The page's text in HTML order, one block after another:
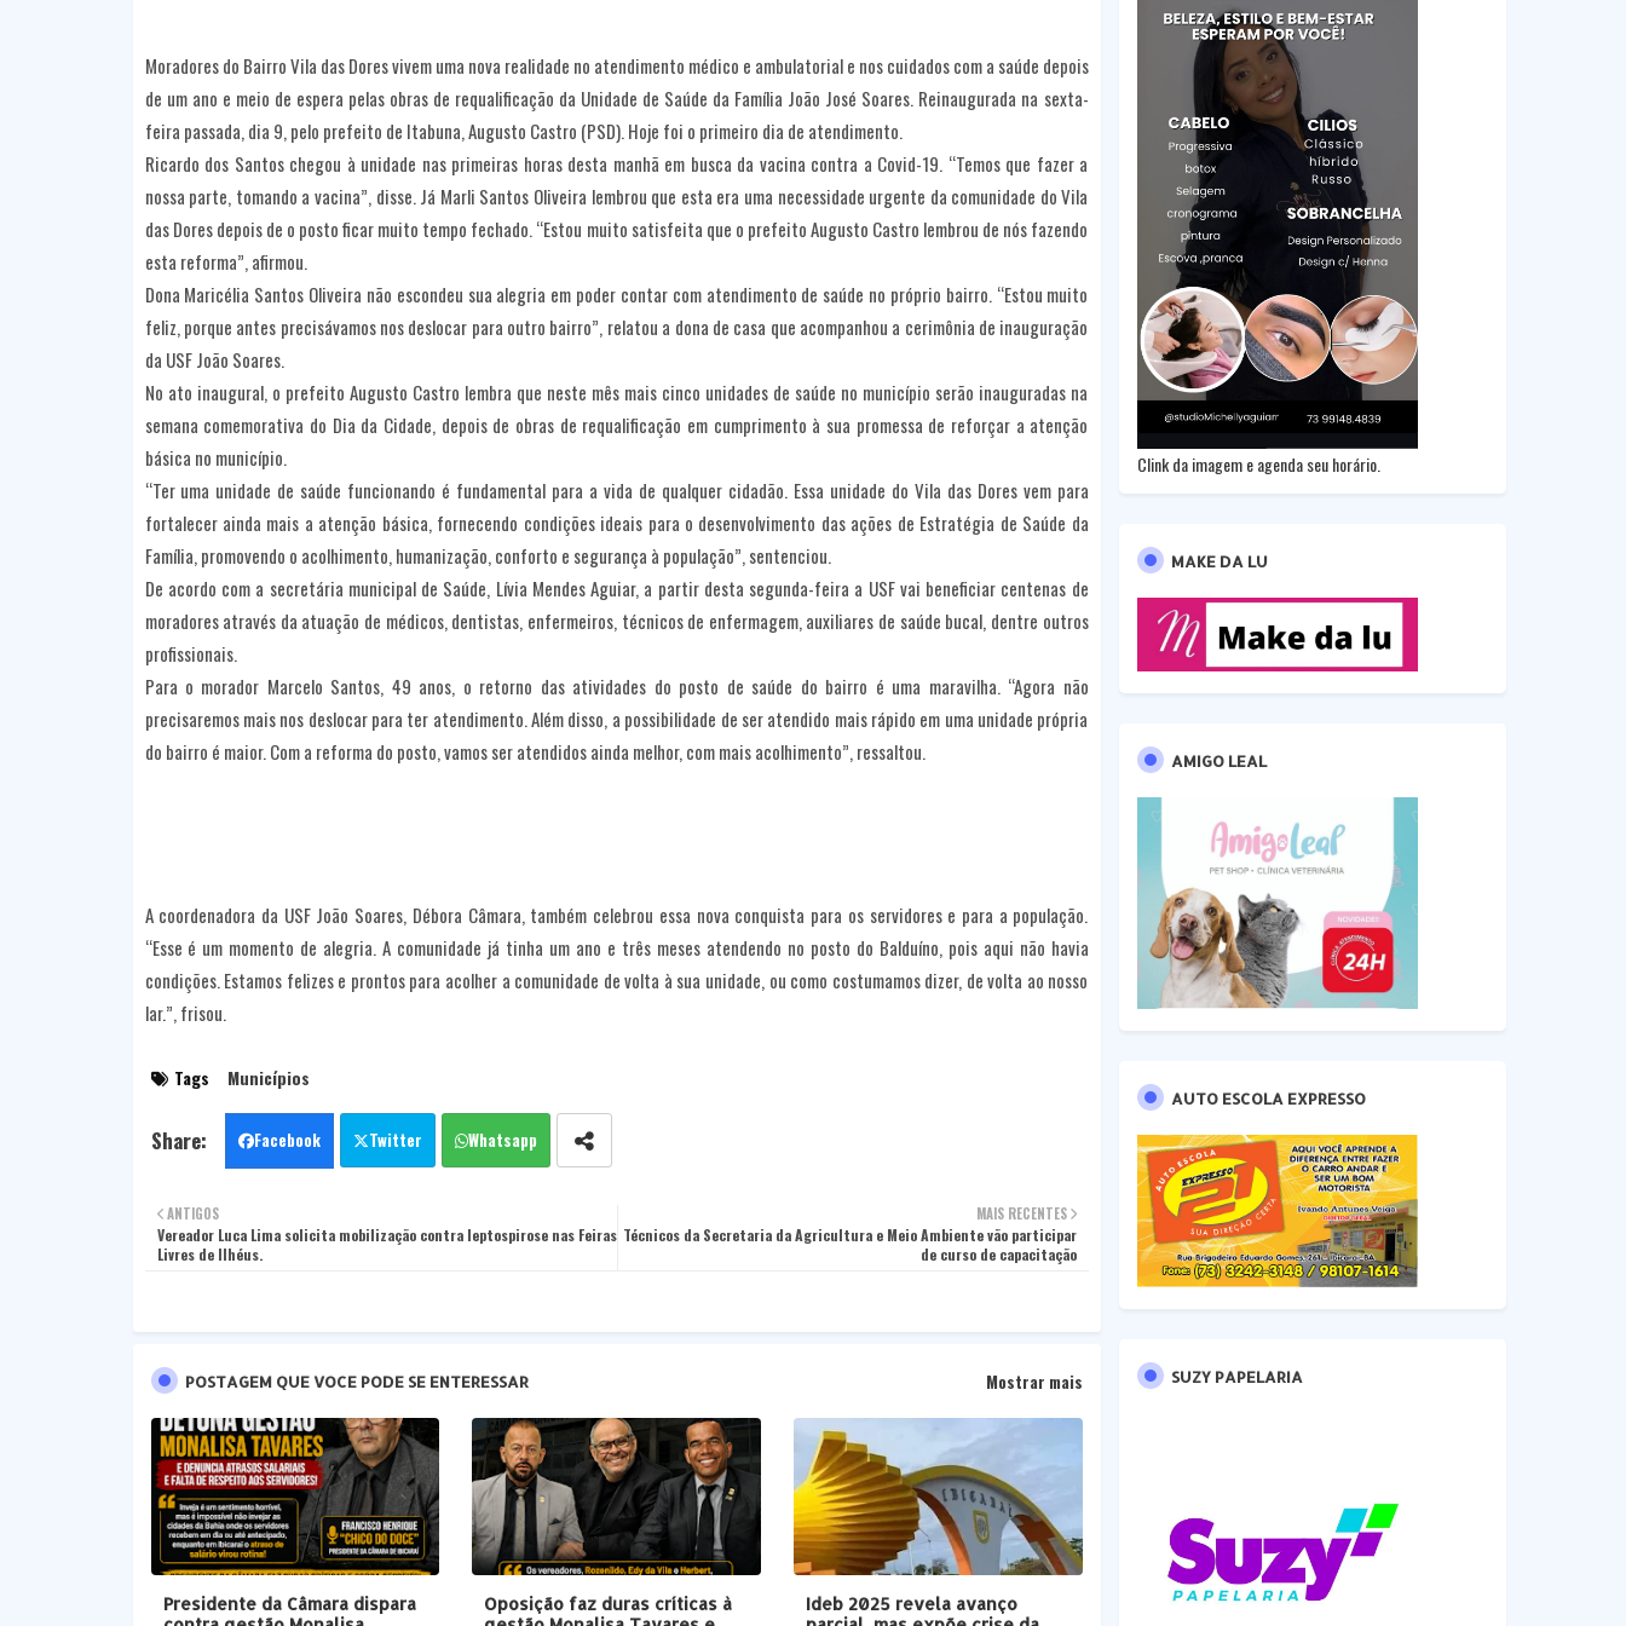
Moradores do Bairro Vila das Dores vivem uma nova realidade no atendimento médico e ambulatorial e nos cuidados com a saúde depois
de um ano e meio de espera pelas obras de requalificação da Unidade de Saúde da Família João José Soares. Reinaugurada na sexta-
feira passada, dia 9, pelo prefeito de Itabuna, Augusto Castro (PSD). Hoje foi o primeiro dia de atendimento.
Ricardo dos Santos chegou à unidade nas primeiras horas desta manhã em busca da vacina contra a Covid-19. “Temos que fazer a
nossa parte, tomando a vacina”, disse. Já Marli Santos Oliveira lembrou que esta era uma necessidade urgente da comunidade do Vila
das Dores depois de o posto ficar muito tempo fechado. “Estou muito satisfeita que o prefeito Augusto Castro lembrou de nós fazendo
esta reforma”, afirmou.
Dona Maricélia Santos Oliveira não escondeu sua alegria em poder contar com atendimento de saúde no próprio bairro. “Estou muito
feliz, porque antes precisávamos nos deslocar para outro bairro”, relatou a dona de casa que acompanhou a cerimônia de inauguração
da USF João Soares.
No ato inaugural, o prefeito Augusto Castro lembra que neste mês mais cinco unidades de saúde no município serão inauguradas na
semana comemorativa do Dia da Cidade, depois de obras de requalificação em cumprimento à sua promessa de reforçar a atenção
básica no município.
“Ter uma unidade de saúde funcionando é fundamental para a vida de qualquer cidadão. Essa unidade do Vila das Dores vem para
fortalecer ainda mais a atenção básica, fornecendo condições ideais para o desenvolvimento das ações de Estratégia de Saúde da
Família, promovendo o acolhimento, humanização, conforto e segurança à população”, sentenciou.
De acordo com a secretária municipal de Saúde, Lívia Mendes Aguiar, a partir desta segunda-feira a USF vai beneficiar centenas de
moradores através da atuação de médicos, dentistas, enfermeiros, técnicos de enfermagem, auxiliares de saúde bucal, dentre outros
profissionais.
Para o morador Marcelo Santos, 49 anos, o retorno das atividades do posto de saúde do bairro é uma maravilha. “Agora não
precisaremos mais nos deslocar para ter atendimento. Além disso, a possibilidade de ser atendido mais rápido em uma unidade própria
do bairro é maior. Com a reforma do posto, vamos ser atendidos ainda melhor, com mais acolhimento”, ressaltou.
A coordenadora da USF João Soares, Débora Câmara, também celebrou essa nova conquista para os servidores e para a população.
“Esse é um momento de alegria. A comunidade já tinha um ano e três meses atendendo no posto do Balduíno, pois aqui não havia
condições. Estamos felizes e prontos para acolher a comunidade de volta à sua unidade, ou como costumamos dizer, de volta ao nosso
lar.”, frisou.
Tags Municípios
Facebook Twitter Whatsapp
MAIS RECENTES
Técnicos da Secretaria da Agricultura e Meio Ambiente vão participar
de curso de capacitação
ANTIGOS
Vereador Luca Lima solicita mobilização contra leptospirose nas Feiras
Livres de Ilhéus.
POSTAGEM QUE VOCE PODE SE ENTERESSAR Mostrar mais
Presidente da Câmara dispara
Oposição faz duras críticas à
Ideb 2025 revela avanço
Clink da imagem e agenda seu horário.
MAKE DA LU
AMIGO LEAL
AUTO ESCOLA EXPRESSO
SUZY PAPELARIA